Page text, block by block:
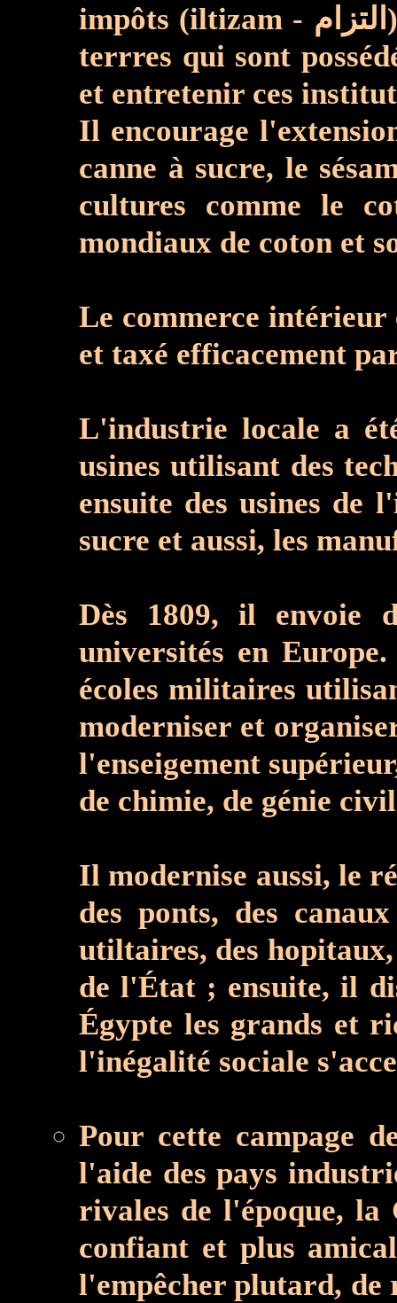
impôts (iltizam - التزام), il inclut dans ce système d'impositions les terres des (waqf - وقف = les
terrres qui sont
et entretenir ces
Il encourage
canne à sucre, le
cultures comme le
mondiaux de coton et
Le commerce
et taxé efficacement
L'industrie locale a
usines utilisant des
ensuite des usines de
sucre et aussi, les
Dès 1809, il envoie
universités en
écoles militaires
moderniser et
l'enseigement
de chimie, de génie
Il modernise aussi, le
des ponts, des
utiltaires, des hopitaux,
de l'État ; ensuite, il
Égypte les grands et
l'inégalité sociale
Pour cette campage
l'aide des pays
rivales de l'époque,
confiant et plus
l'empêcher plutard, de